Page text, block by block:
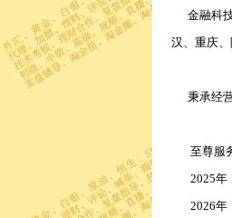
金融科
汉、重庆、
秉承经
至尊服务
2025年，
2026年，